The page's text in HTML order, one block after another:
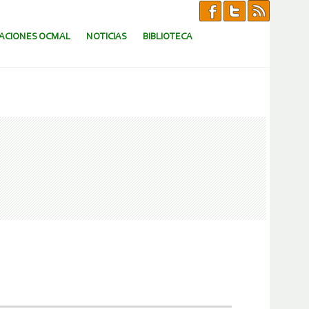
OCMAL NOTICIAS BIBLIOTECA